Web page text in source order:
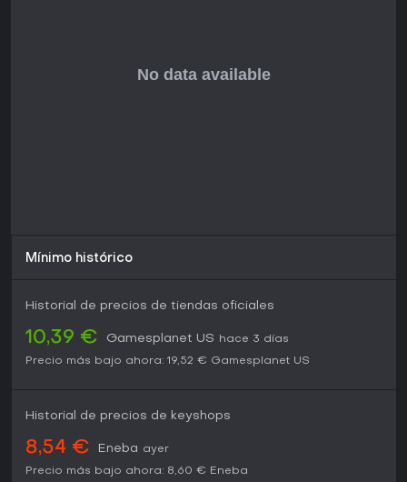
Mínimo histórico
Historial de precios de tiendas oficiales
10,39 € Gamesplanet US
hace 3 días
Precio más bajo ahora: 19,52 € Gamesplanet US
Historial de precios de keyshops
8,54 € Eneba ayer
Precio más bajo ahora: 8,60 € Eneba